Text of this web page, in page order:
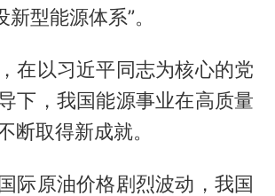
新型能源体系”。
在以习近平同志为核心的党
下，我国能源事业在高质量
断取得新成就。
际原油价格剧烈波动，我国